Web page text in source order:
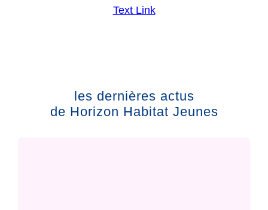
Text Link
les dernières actus
de Horizon Habitat Jeunes